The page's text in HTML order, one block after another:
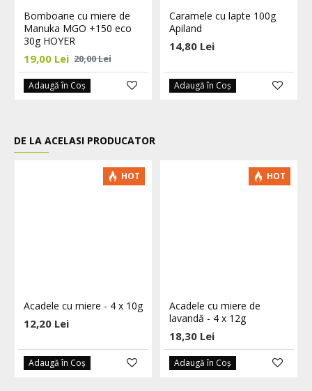
Bomboane cu miere de
Manuka MGO +150 eco
30g HOYER
19,00 Lei 20,00 Lei
Adaugă în Coş
Caramele cu lapte 100g
Apiland
14,80 Lei
Adaugă în Coş
DE LA ACELASI PRODUCATOR
HOT
Acadele cu miere - 4 x 10g
12,20 Lei
Adaugă în Coş
HOT
Acadele cu miere de
lavandă - 4 x 12g
18,30 Lei
Adaugă în Coş